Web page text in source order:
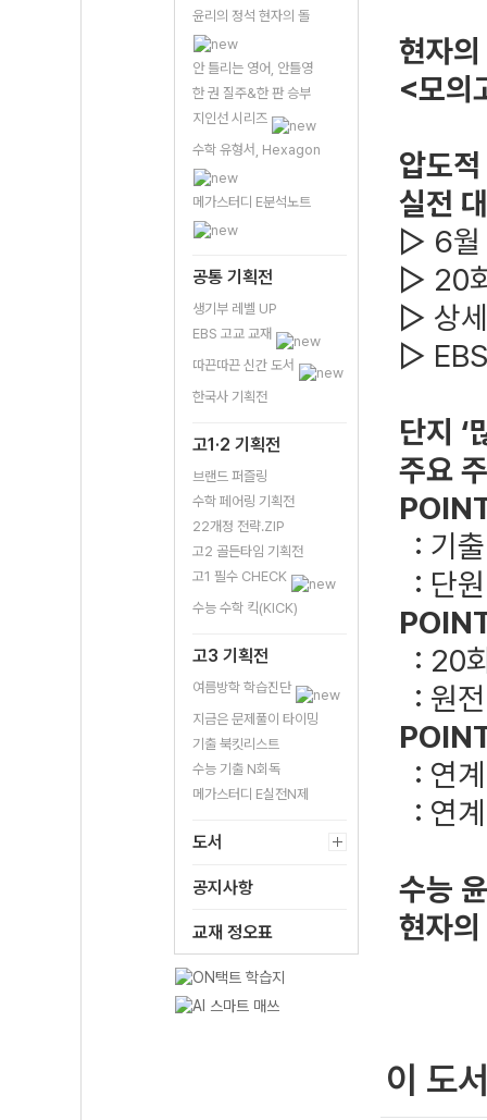
윤리의 정석 현자의 돌
안 틀리는 영어, 안틀영
한 권 질주&한 판 승부
지인선 시리즈
수학 유형서, Hexagon
메가스터디 E분석노트
공통 기획전
생기부 레벨 UP
EBS 고교 교재
따끈따끈 신간 도서
한국사 기획전
고1·2 기획전
브랜드 퍼즐링
수학 페어링 기획전
22개정 전략.ZIP
고2 골든타임 기획전
고1 필수 CHECK
수능 수학 킥(KICK)
고3 기획전
여름방학 학습진단
지금은 문제풀이 타이밍
기출 북킷리스트
수능 기출 N회독
메가스터디 E실전N제
도서
공지사항
교재 정오표
현자
<모의
압도
실전
▷ 6월
▷ 20
▷ 상
▷
단지 ‘
주요
: 기
: 단
: 20
: 원
: 연
: 연
수능
현자
이 도